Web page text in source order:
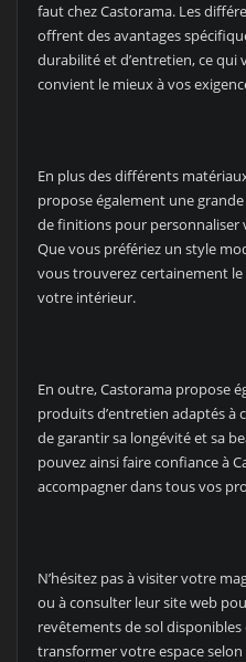
faut chez Castorama. Les
offrent des avantages
durabilité et d’entretien, ce
convient le mieux à vos
En plus des différents
propose également une
de finitions pour personnaliser
Que vous préfériez un style
vous trouverez certainement
votre intérieur.
En outre, Castorama propose
produits d’entretien adaptés à
de garantir sa longévité et sa
pouvez ainsi faire confiance à
accompagner dans tous vos
N’hésitez pas à visiter votre
ou à consulter leur site web
revêtements de sol
transformer votre espace selon